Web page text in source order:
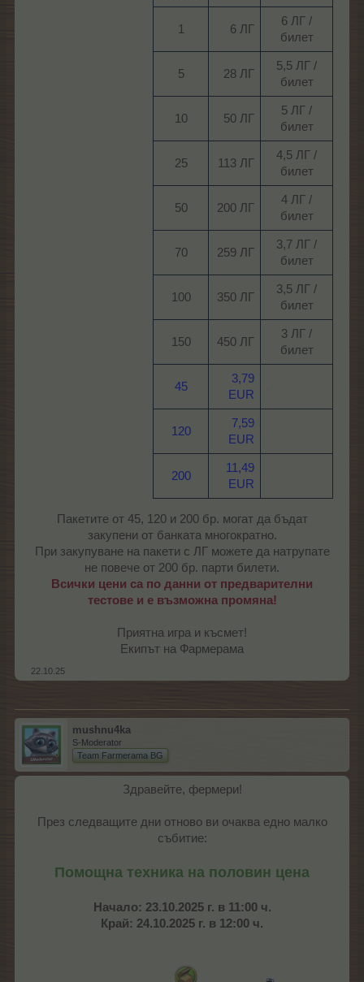
1​ 6 ЛГ​
6 ЛГ /
билет​
5​ 28 ЛГ​
5,5 ЛГ /
билет​
10​ 50 ЛГ​
5 ЛГ /
билет​
25​ 113 ЛГ​
4,5 ЛГ /
билет​
50​ 200 ЛГ​
4 ЛГ /
билет​
70​ 259 ЛГ​
3,7 ЛГ /
билет​
100​ 350 ЛГ​
3,5 ЛГ /
билет​
150​ 450 ЛГ​
3 ЛГ /
билет​
45
3,79
EUR
120
7,59
EUR
200
11,49
EUR
Пакетите от 45, 120 и 200 бр. могат да бъдат
закупени от банката многократно.
При закупуване на пакети с ЛГ можете да натрупате
не повече от 200 бр. парти билети.
Всички цени са по данни от предварителни
тестове и е възможна промяна!
Приятна игра и късмет!
Екипът на Фармерама​
22.10.25
mushnu4ka
S-Moderator
Team Farmerama BG
Здравейте, фермери!
През следващите дни отново ви очаква едно малко
събитие:
Помощна техника на половин цена
Начало: 23.10.2025 г. в 11:00 ч.
Край: 24.10.2025 г. в 12:00 ч.